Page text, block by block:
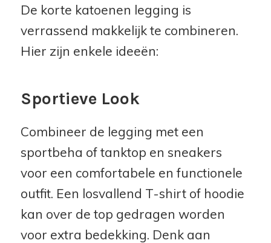
De korte katoenen legging is
verrassend makkelijk te combineren.
Hier zijn enkele ideeën:
Sportieve Look
Combineer de legging met een
sportbeha of tanktop en sneakers
voor een comfortabele en functionele
outfit. Een losvallend T-shirt of hoodie
kan over de top gedragen worden
voor extra bedekking. Denk aan